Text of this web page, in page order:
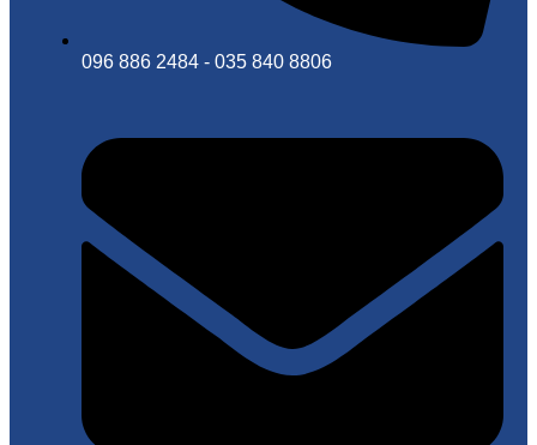
096 886 2484 - 035 840 8806